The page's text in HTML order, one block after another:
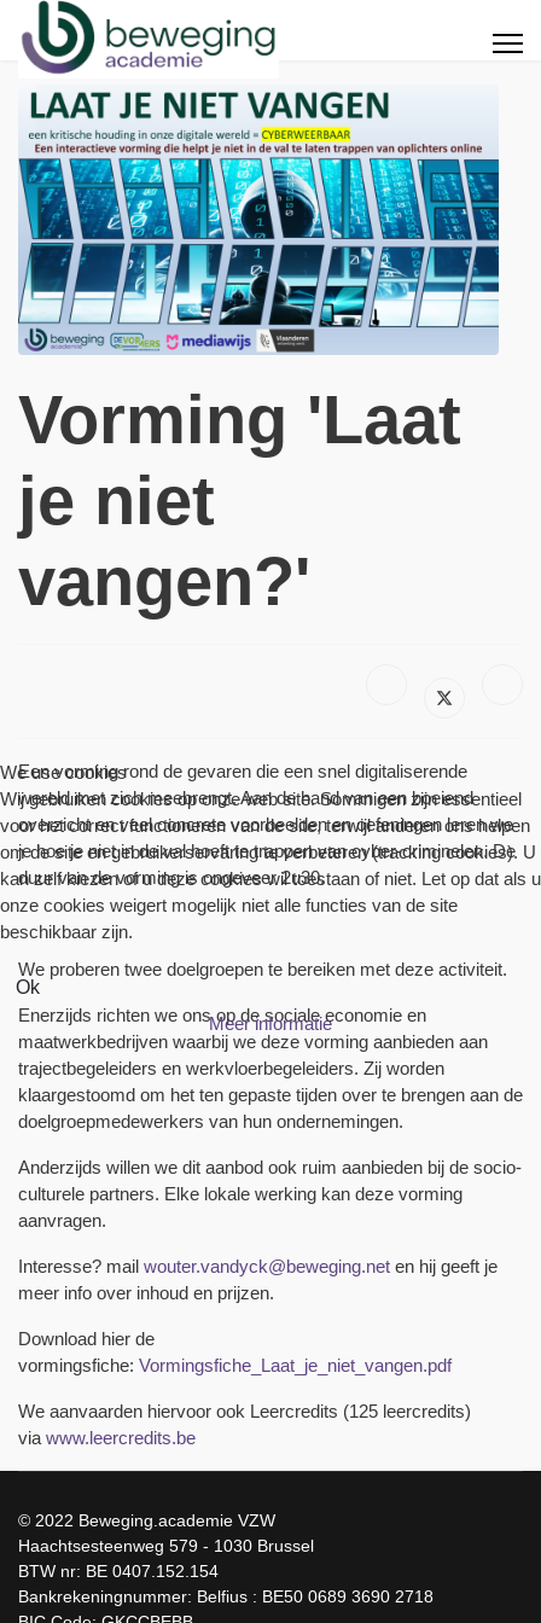
Vorming 'Laat
je niet
vangen?'
Een vorming rond de gevaren die een snel digitaliserende
wereld met zich meebrengt. Aan de hand van een boeiend
overzicht en veel concrete voorbeelden en oefeningen leren we
je hoe je niet in de val hoeft te trappen van cyber-criminelen. De
duur van de vorming is ongeveer 2u30.
We proberen twee doelgroepen te bereiken met deze activiteit.
Enerzijds richten we ons op de sociale economie en
maatwerkbedrijven waarbij we deze vorming aanbieden aan
trajectbegeleiders en werkvloerbegeleiders. Zij worden
klaargestoomd om het ten gepaste tijden over te brengen aan de
doelgroepmedewerkers van hun ondernemingen.
Anderzijds willen we dit aanbod ook ruim aanbieden bij de socio-
culturele partners. Elke lokale werking kan deze vorming
aanvragen.
Interesse? mail wouter.vandyck@beweging.net en hij geeft je
meer info over inhoud en prijzen.
Download hier de
vormingsfiche: Vormingsfiche_Laat_je_niet_vangen.pdf
We aanvaarden hiervoor ook Leercredits (125 leercredits)
via www.leercredits.be
© 2022 Beweging.academie VZW
Haachtsesteenweg 579 - 1030 Brussel
BTW nr: BE 0407.152.154
Bankrekeningnummer: Belfius : BE50 0689 3690 2718
We use cookies
Wij gebruiken cookies op onze web site. Sommigen zijn essentieel
voor het correct functioneren van de site, terwijl anderen ons helpen
om de site en gebruikerservaring te verbeteren (tracking cookies). U
kan zelf kiezen of u deze cookies wil toestaan of niet. Let op dat als u
onze cookies weigert mogelijk niet alle functies van de site
beschikbaar zijn.
Ok
Meer informatie